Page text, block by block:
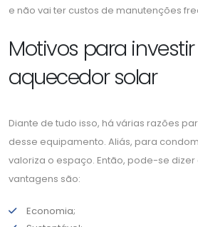
e não vai ter custos de manutenções
Motivos para
aquecedor solar
Diante de tudo isso, há várias razões
desse equipamento. Aliás, para
valoriza o espaço. Então, pode-se
vantagens são:
Economia;